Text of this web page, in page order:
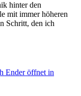
hinter den
mit immer höheren
Schritt, den ich